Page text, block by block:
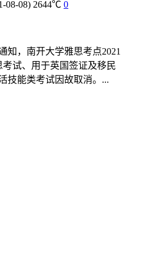
08-08) 2644℃ 0
知，南开大学雅思考点2021
试、用于英国签证及移民
技能类考试因故取消。...